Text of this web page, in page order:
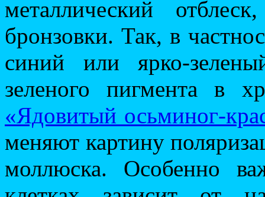
металлический
бронзовки. Так, в
синий или ярко-
зеленого пигмента в
«Ядовитый осьминог-
меняют картину
моллюска. Особенно